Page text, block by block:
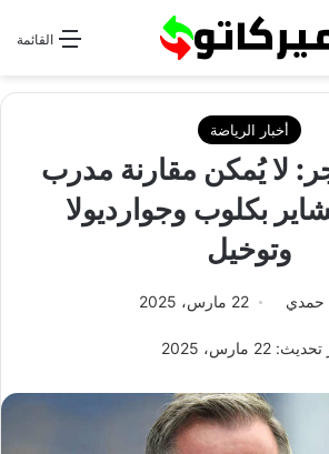
القائمة
أخبار الرياضة
لا يُمكن مقارنة مدرب
بكلوب وجوارديولا
وتوخيل
حمدي 22 مارس، 2025
22 مارس، 2025